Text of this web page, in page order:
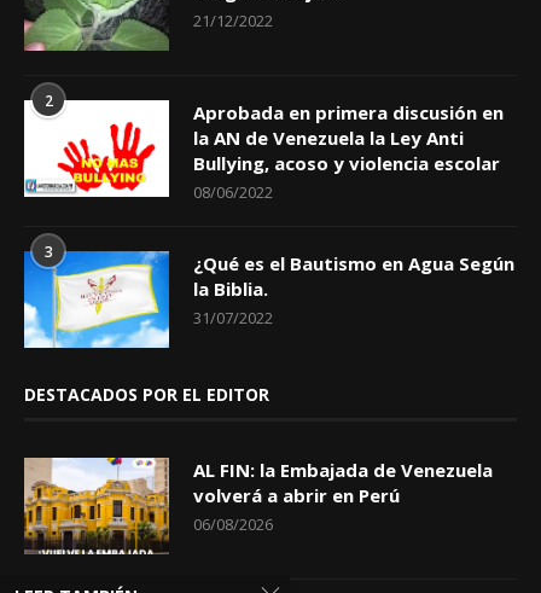
21/12/2022
2
Aprobada en primera discusión en
la AN de Venezuela la Ley Anti
Bullying, acoso y violencia escolar
08/06/2022
3
¿Qué es el Bautismo en Agua Según
la Biblia.
31/07/2022
DESTACADOS POR EL EDITOR
AL FIN: la Embajada de Venezuela
volverá a abrir en Perú
06/08/2026